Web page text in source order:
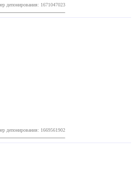
депонирования: 1671047023
депонирования: 1669561902